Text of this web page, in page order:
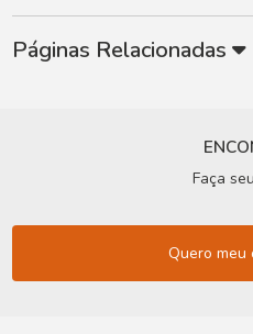
Páginas Relacionadas
Faça
Quero meu